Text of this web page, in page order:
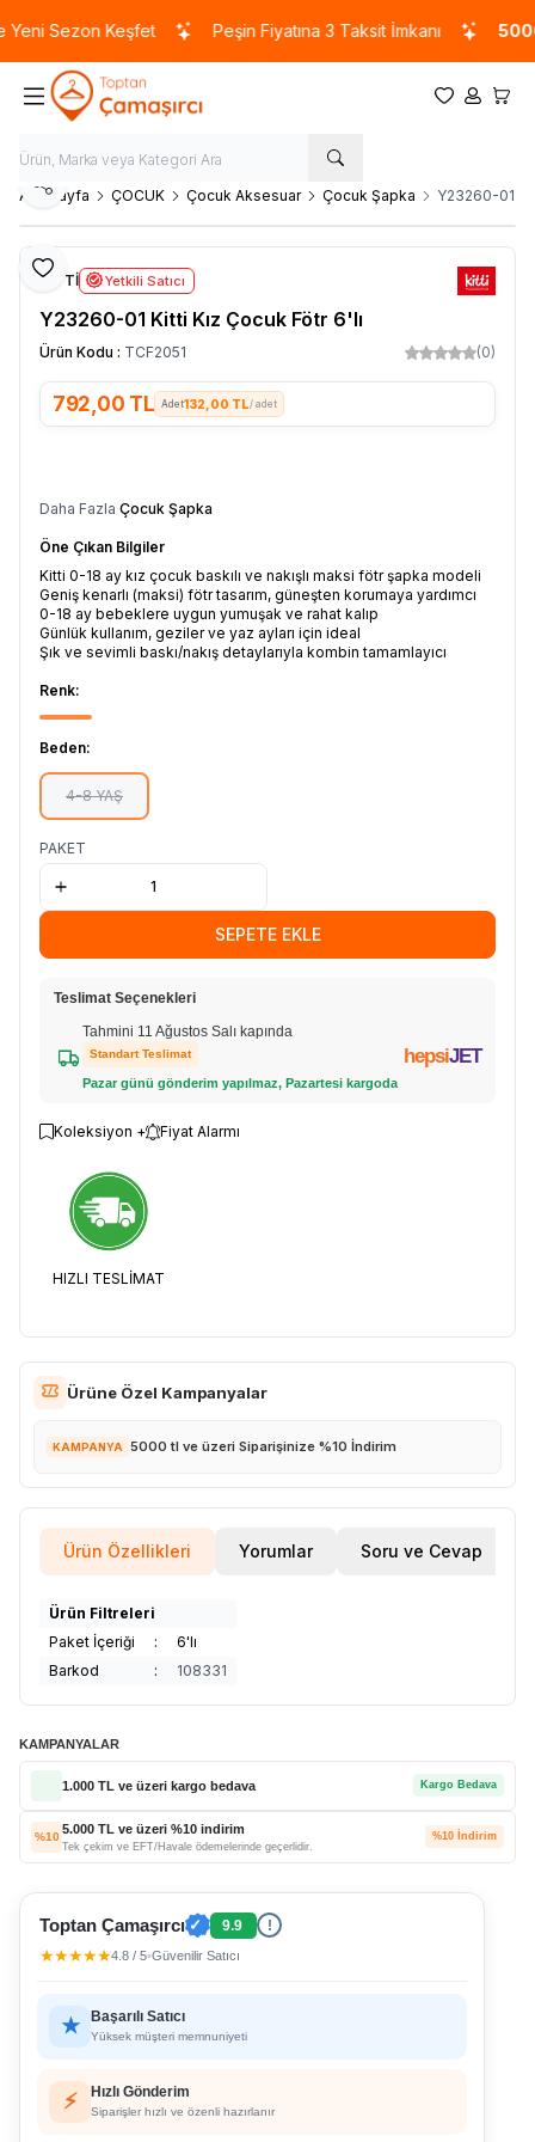
Sezon Keşfet Peşin Fiyatına 3 Taksit İmkanı 5000
Favorilerim
Hesabım
Ana Sayfa ÇOCUK Çocuk Aksesuar Çocuk Şapka Y23260-01
Favoriye Ekle
Paylaş
KİTTİ Yetkili Satıcı
Y23260-01 Kitti Kız Çocuk Fötr 6'lı
Ürün Kodu : TCF2051 (0)
792,00 TL 132,00 TL/ adet
Daha Fazla Çocuk Şapka
Öne Çıkan Bilgiler
Kitti 0-18 ay kız çocuk baskılı ve nakışlı maksi fötr şapka modeli
Geniş kenarlı (maksi) fötr tasarım, güneşten korumaya yardımcı
0-18 ay bebeklere uygun yumuşak ve rahat kalıp
Günlük kullanım, geziler ve yaz ayları için ideal
Şık ve sevimli baskı/nakış detaylarıyla kombin tamamlayıcı
Renk:
Beden:
4-8 YAŞ
PAKET
SEPETE EKLE
Teslimat Seçenekleri
Tahmini 11 Ağustos Salı kapında
Standart Teslimat
Pazar günü gönderim yapılmaz, Pazartesi kargoda
hepsiJET
Koleksiyon + Fiyat Alarmı
HIZLI TESLİMAT
Ürüne Özel Kampanyalar
KAMPANYA 5000 tl ve üzeri Siparişinize %10 İndirim
Ürün Özellikleri Yorumlar Soru ve Cevap
Ürün Filtreleri
Paket İçeriği
:
6'lı
Barkod
: 108331
KAMPANYALAR
1.000 TL ve üzeri kargo bedava Kargo Bedava
%10
5.000 TL ve üzeri %10 indirim
Tek çekim ve EFT/Havale ödemelerinde geçerlidir.
%10 İndirim
Toptan Çamaşırcı ✓ 9.9 !
★★★★★4.8 / 5•Güvenilir Satıcı
★ Başarılı Satıcı
Yüksek müşteri memnuniyeti
⚡ Hızlı Gönderim
Siparişler hızlı ve özenli hazırlanır